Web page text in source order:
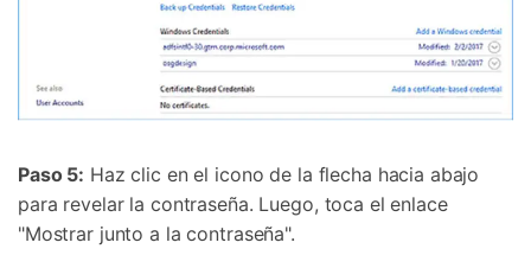
Paso 5: Haz clic en el icono de la flecha hacia abajo
para revelar la contraseña. Luego, toca el enlace
"Mostrar junto a la contraseña".